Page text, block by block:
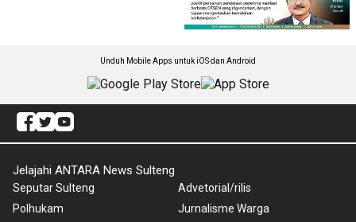
Unduh Mobile Apps untuk iOS dan Android
Jelajahi ANTARA News Sulteng
Seputar Sulteng
Polhukam
Advetorial/rilis
Jurnalisme Warga